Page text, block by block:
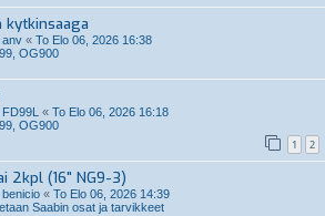
kytkinsaaga
anv « To Elo 06, 2026 16:38
OG900
FD99L « To Elo 06, 2026 16:18
OG900
1 2
2kpl (16" NG9-3)
benicio « To Elo 06, 2026 14:39
Saabin osat ja tarvikkeet